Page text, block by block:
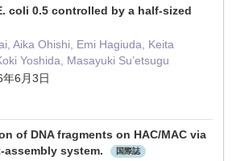
coli 0.5 controlled by a half-sized
Aika Ohishi, Emi Hagiuda, Keita
Yoshida, Masayuki Su’etsugu
6月3日
of DNA fragments on HAC/MAC via
assembly system.
国際誌